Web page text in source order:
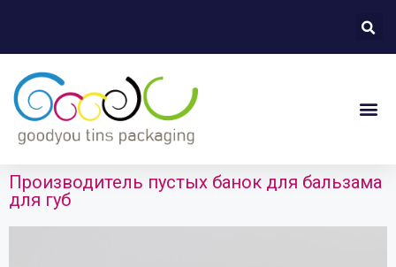
Производитель пустых банок для бальзама
для губ